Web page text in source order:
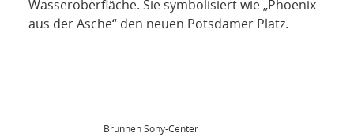
Wasseroberfläche. Sie symbolisiert wie „Phoenix
aus der Asche“ den neuen Potsdamer Platz.
Brunnen Sony-Center